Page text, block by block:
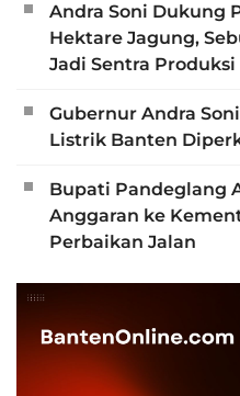
Andra Soni Dukung
Hektare Jagung,
Jadi Sentra Produksi
Gubernur Andra
Listrik Banten
Bupati Pandeglang
Anggaran ke
Perbaikan Jalan